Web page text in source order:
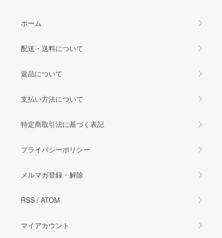
ホーム
配送・送料について
返品について
支払い方法について
特定商取引法に基づく表記
プライバシーポリシー
メルマガ登録・解除
RSS /ATOM
マイアカウント